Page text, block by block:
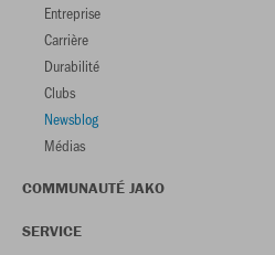
Entreprise
Carrière
Durabilité
Clubs
Newsblog
Médias
COMMUNAUTÉ JAKO
SERVICE